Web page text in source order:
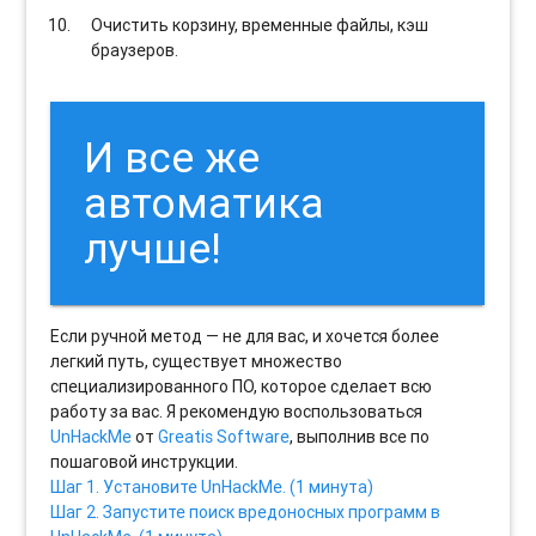
Очистить корзину, временные файлы, кэш
браузеров.
И все же
автоматика
лучше!
Если ручной метод — не для вас, и хочется более
легкий путь, существует множество
специализированного ПО, которое сделает всю
работу за вас. Я рекомендую воспользоваться
UnHackMeотGreatis Software, выполнив все по
пошаговой инструкции.
Шаг 1. Установите UnHackMe. (1 минута)
Шаг 2. Запустите поиск вредоносных программ в